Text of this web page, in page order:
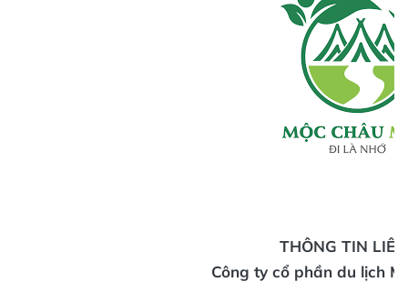
THÔNG TIN
Công ty cổ phần du lịch